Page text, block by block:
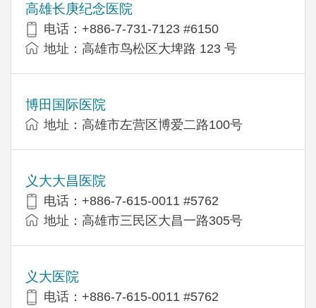
高雄长庚纪念医院
电话：+886-7-731-7123 #6150
地址：高雄市鸟松区大埤路 123 号
博田国际医院
地址：高雄市左营区博爱二路100号
义大大昌医院
电话：+886-7-615-0011 #5762
地址：高雄市三民区大昌一路305号
义大医院
电话：+886-7-615-0011 #5762